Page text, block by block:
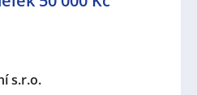
s.r.o.